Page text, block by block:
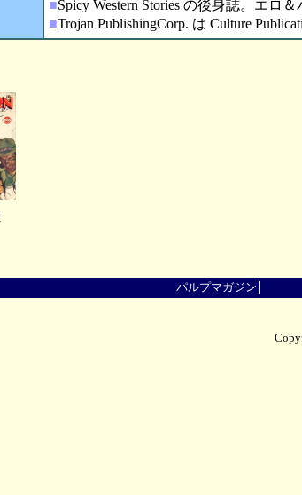
■Spicy Western Stories の後身誌。エロ
■Trojan PublishingCorp. は Culture
パルプマガジン